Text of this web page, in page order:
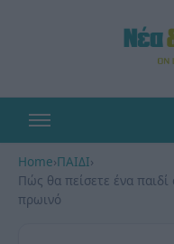
Home›ΠΑΙΔΙ›
Πώς θα πείσετε ένα
πρωινό